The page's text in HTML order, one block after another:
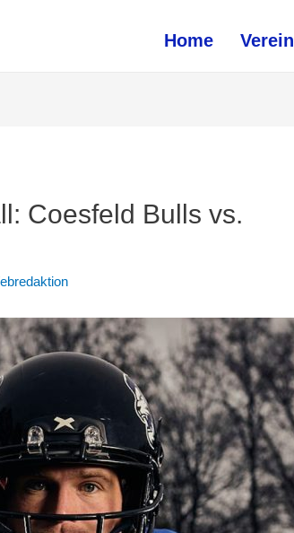
Home Verein
Coesfeld Bulls vs.